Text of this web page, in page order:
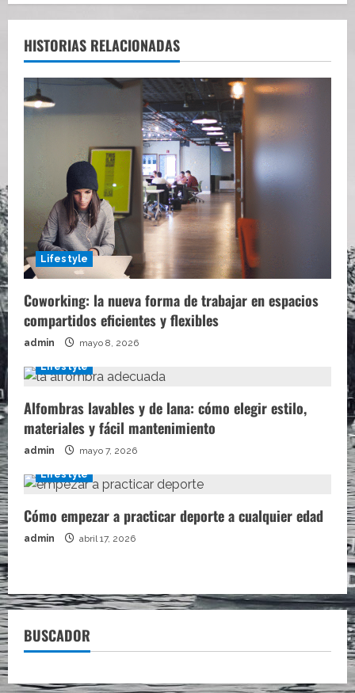
HISTORIAS RELACIONADAS
Lifestyle
Coworking: la nueva forma de trabajar en espacios
compartidos eficientes y flexibles
admin mayo 8, 2026
Lifestyle
Alfombras lavables y de lana: cómo elegir estilo,
materiales y fácil mantenimiento
admin mayo 7, 2026
Lifestyle
Cómo empezar a practicar deporte a cualquier edad
admin abril 17, 2026
BUSCADOR